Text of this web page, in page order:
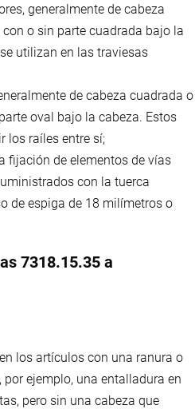
generalmente de cabeza
o sin parte cuadrada bajo la
utilizan en las traviesas
de cabeza cuadrada o
oval bajo la cabeza. Estos
los raíles entre sí;
fijación de elementos de vías
con la tuerca
de espiga de 18 milímetros o
7318.15.35 a
los artículos con una ranura o
ejemplo, una entalladura en
pero sin una cabeza que